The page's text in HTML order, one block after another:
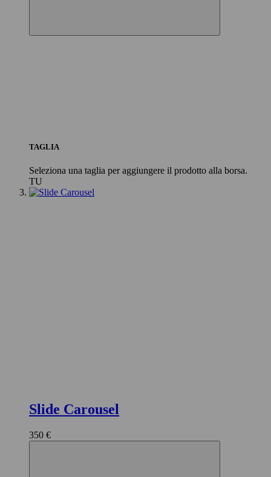
TAGLIA
Seleziona una taglia per aggiungere il prodotto alla borsa.
TU
Slide Carousel
350 €